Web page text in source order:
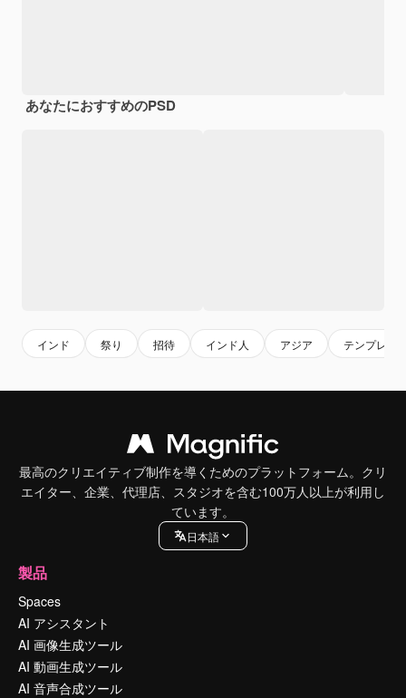
あなたにおすすめのPSD
インド 祭り 招待 インド人 アジア テンプレー
最高のクリエイティブ制作を導くためのプラットフォーム。クリ
エイター、企業、代理店、スタジオを含む100万人以上が利用し
ています。
日本語
製品
Spaces
AI アシスタント
AI 画像生成ツール
AI 動画生成ツール
AI 音声合成ツール